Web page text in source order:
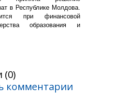
в Республике Молдова.
при финансовой
образования и
(0)
комментарии